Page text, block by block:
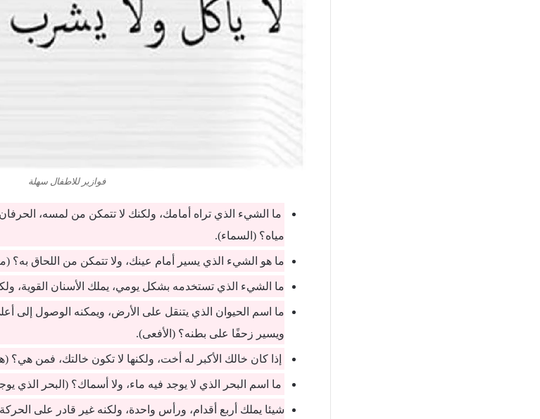
فوازير للاطفال سهلة
ما الشيء الذي تراه أمامك، ولكنك لا تتمكن من لمسه،
مياه؟ (السماء).
ما هو الشيء الذي يسير أمام عينك، ولا تتمكن من اللحاق به؟
ما الشيء الذي تستخدمه بشكل يومي، يملك الأسنان القوية،
ما اسم الحيوان الذي يتنقل على الأرض، ويمكنه الوصول إلى
ويسير زحفًا على بطنه؟ (الأفعى).
إذا كان خالك الأكبر له أخت، ولكنها لا تكون خالتك، فمن هي؟
ما اسم البحر الذي لا يوجد فيه ماء، ولا أسماك؟ (البحر الذي
شيئا يملك أربع أقدام، ورأس واحدة، ولكنه غير قادر على